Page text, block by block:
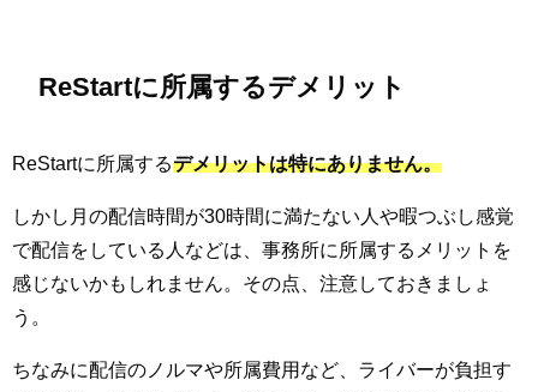
ReStartに所属するデメリット
ReStartに所属するデメリットは特にありません。
しかし月の配信時間が30時間に満たない人や暇つぶし感覚
で配信をしている人などは、事務所に所属するメリットを
感じないかもしれません。その点、注意しておきましょ
う。
ちなみに配信のノルマや所属費用など、ライバーが負担す